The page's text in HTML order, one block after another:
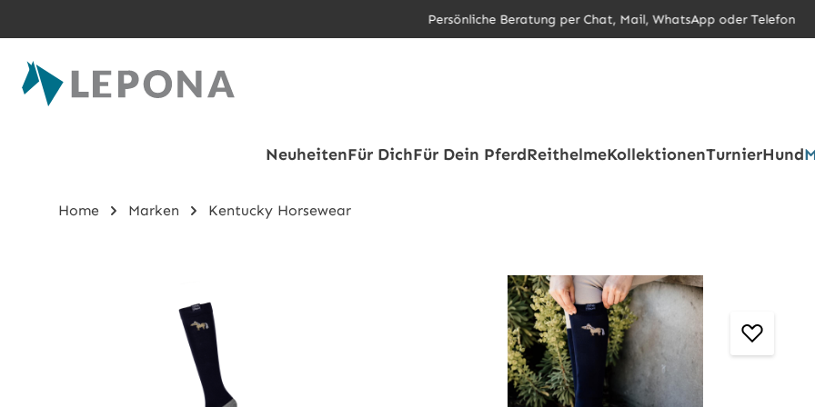
Persönliche Beratung per Chat, Mail, WhatsApp oder Telefon
NeuheitenFür DichFür Dein PferdReithelmeKollektionenTurnierHund
Home Marken Kentucky Horsewear